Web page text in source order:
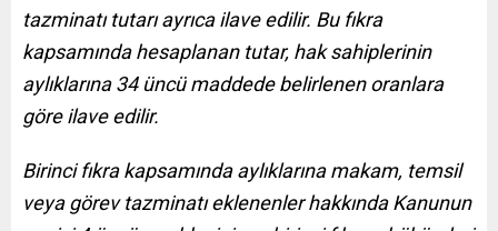
tazminatı tutarı ayrıca ilave edilir. Bu fıkra
kapsamında hesaplanan tutar, hak sahiplerinin
aylıklarına 34 üncü maddede belirlenen oranlara
göre ilave edilir.
Birinci fıkra kapsamında aylıklarına makam, temsil
veya görev tazminatı eklenenler hakkında Kanunun